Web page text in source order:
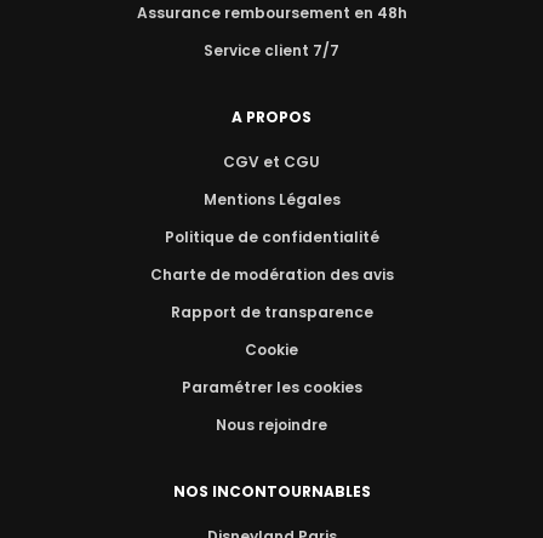
Assurance remboursement en 48h
Service client 7/7
A PROPOS
CGV et CGU
Mentions Légales
Politique de confidentialité
Charte de modération des avis
Rapport de transparence
Cookie
Paramétrer les cookies
Nous rejoindre
NOS INCONTOURNABLES